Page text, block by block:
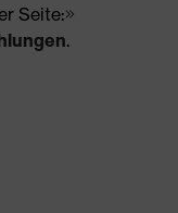
Seite:
.